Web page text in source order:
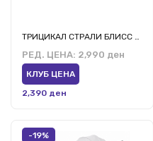
РЕД. ЦЕНА: 2,990 ден
КЛУБ ЦЕНА
2,390 ден
-19%